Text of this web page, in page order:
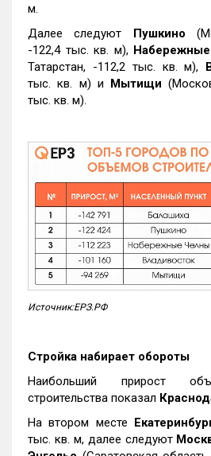
м.
Далее следуют Пушкино
-122,4 тыс. кв. м),
Татарстан, -112,2 тыс. кв. м),
тыс. кв. м) и Мытищи
тыс. кв. м).
Источник:ЕРЗ.РФ
Стройка набирает обороты
Наибольший прирост
строительства показал
На втором месте
тыс. кв. м, далее следуют